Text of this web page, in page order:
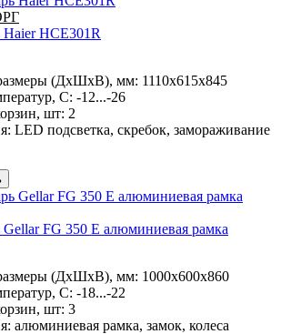
HCE301R
(ДхШхВ), мм: 1110х615х845
C: -12...-26
шт: 2
LED подсветка, скребок, замораживание
FG 350 E алюминиевая рамка
(ДхШхВ), мм: 1000х600х860
C: -18...-22
шт: 3
алюминиевая рамка, замок, колеса